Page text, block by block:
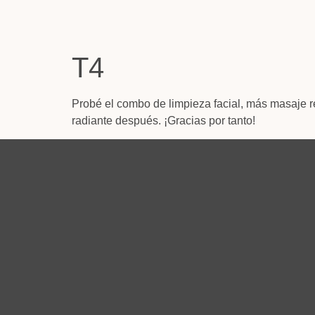
T4
Probé el combo de limpieza facial, más masaje
radiante después. ¡Gracias por tanto!